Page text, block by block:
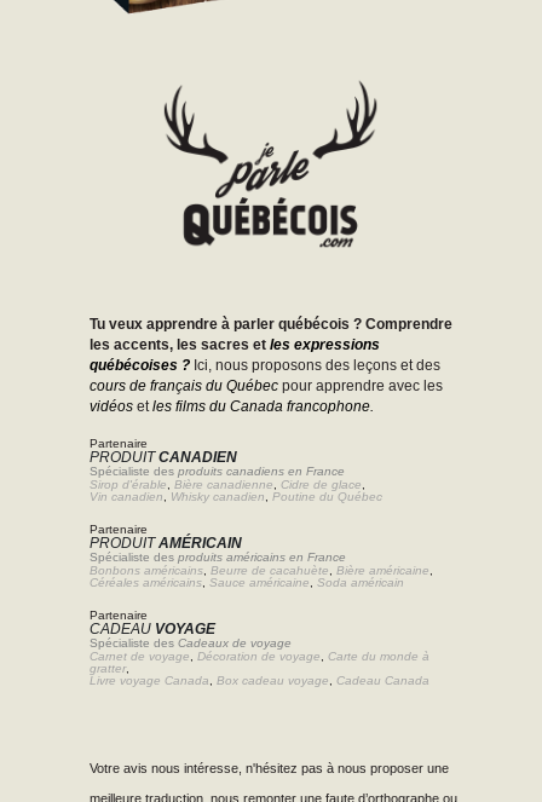
Tu veux apprendre à parler québécois ? Comprendre
les accents, les sacres et les expressions
québécoises ? Ici, nous proposons des leçons et des
cours de français du Québec pour apprendre avec les
vidéos etles films du Canada francophone.
Partenaire
PRODUITCANADIEN
Spécialiste des produits canadiens en France
Sirop d'érable, Bière canadienne, Cidre de glace,
Vin canadien, Whisky canadien, Poutine du Québec
Partenaire
PRODUITAMÉRICAIN
Spécialiste des produits américains en France
Bonbons américains, Beurre de cacahuète, Bière américaine,
Céréales américains, Sauce américaine, Soda américain
Partenaire
CADEAU VOYAGE
Spécialiste des Cadeaux de voyage
Carnet de voyage, Décoration de voyage, Carte du monde à
gratter,
Livre voyage Canada, Box cadeau voyage, Cadeau Canada
Votre avis nous intéresse, n'hésitez pas à nous proposer une
meilleure traduction, nous remonter une faute d’orthographe ou